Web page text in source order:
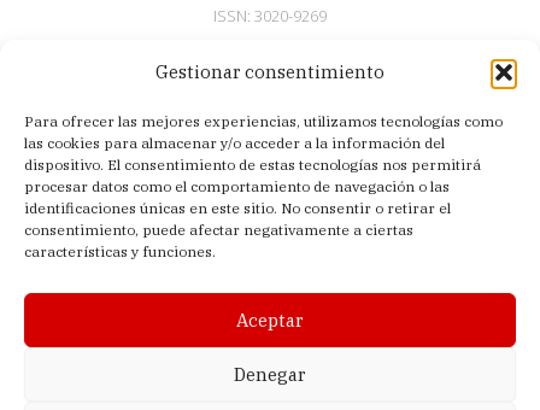
Gestionar consentimiento
Para ofrecer las mejores experiencias, utilizamos tecnologías como
las cookies para almacenar y/o acceder a la información del
dispositivo. El consentimiento de estas tecnologías nos permitirá
procesar datos como el comportamiento de navegación o las
identificaciones únicas en este sitio. No consentir o retirar el
consentimiento, puede afectar negativamente a ciertas
características y funciones.
Aceptar
Denegar
ISSN: 3020-9269
Artículos
Semana Santa
Nosotros
Acerca de
Política de privacidad
Política de cookies (UE)